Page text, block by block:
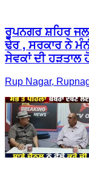
ਰੂਪਨਗਰ ਸ਼ਹਿਰ
ਢੇਰ , ਸਰਕਾਰ ਨੇ
ਸੇਵਕਾਂ ਦੀ
Rup Nagar,